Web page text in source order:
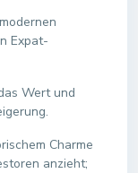
Expat-
Wert und
Charme
anzieht;